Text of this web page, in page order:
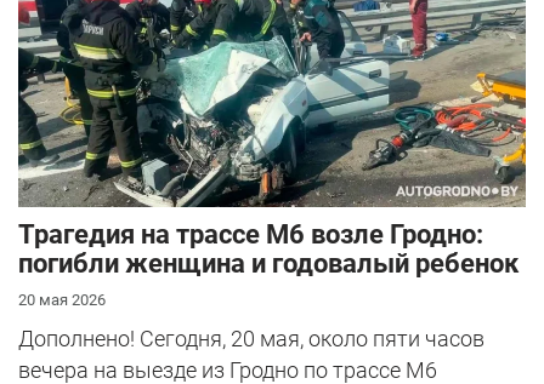
Трагедия на трассе М6 возле Гродно:
погибли женщина и годовалый ребенок
20 мая 2026
Дополнено! Сегодня, 20 мая, около пяти часов
вечера на выезде из Гродно по трассе М6